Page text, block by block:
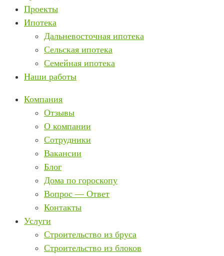
Проекты
Ипотека
Дальневосточная ипотека
Сельская ипотека
Семейная ипотека
Наши работы
Компания
Отзывы
О компании
Сотрудники
Вакансии
Блог
Дома по гороскопу
Вопрос — Ответ
Контакты
Услуги
Строительство из бруса
Строительство из блоков